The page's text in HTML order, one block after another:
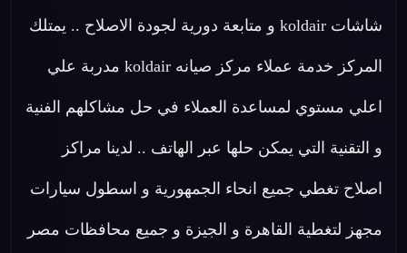
شاشات koldair و متابعة دورية لجودة الاصلاح .. يمتلك
المركز خدمة عملاء مركز صيانه koldair مدربة علي
اعلي مستوي لمساعدة العملاء في حل مشاكلهم الفنية
و التقنية التي يمكن حلها عبر الهاتف .. لدينا مراكز
اصلاح تغطي جميع انحاء الجمهورية و اسطول سيارات
مجهز لتغطية القاهرة و الجيزة و جميع محافظات مصر